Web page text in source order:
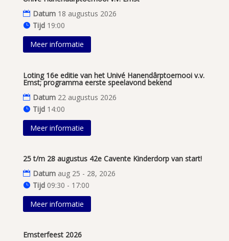
Datum 18 augustus 2026
Tijd 19:00
Meer informatie
Loting 16e editie van het Univé Hanendârptoernooi v.v.
Emst; programma eerste speelavond bekend
Datum 22 augustus 2026
Tijd 14:00
Meer informatie
25 t/m 28 augustus 42e Cavente Kinderdorp van start!
Datum aug 25 - 28, 2026
Tijd 09:30 - 17:00
Meer informatie
Emsterfeest 2026